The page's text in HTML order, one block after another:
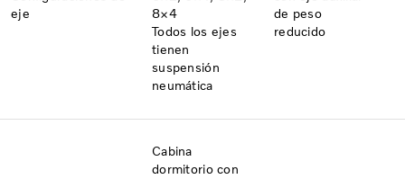
eje​
8×4
Todos los ejes
tienen
suspensión
neumática
de peso
reducido
Cabina
dormitorio con